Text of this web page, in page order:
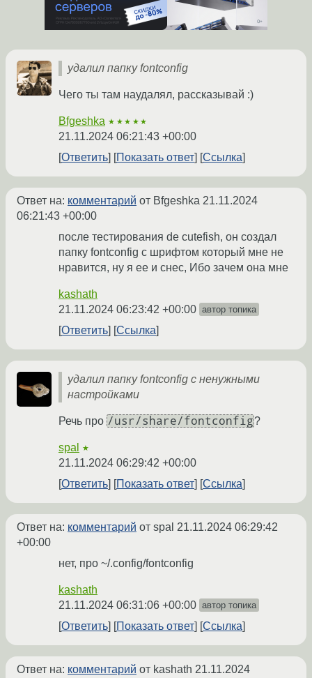
удалил папку fontconfig
Чего ты там наудалял, рассказывай :)
Bfgeshka ★★★★★
21.11.2024 06:21:43 +00:00
Ответить
Показать ответ Ссылка
Ответ на: комментарий от Bfgeshka 21.11.2024
06:21:43 +00:00
после тестирования de cutefish, он создал
папку fontconfig с шрифтом который мне не
нравится, ну я ее и снес, Ибо зачем она мне
kashath
21.11.2024 06:23:42 +00:00 автор топика
Ответить Ссылка
удалил папку fontconfig с ненужными
настройками
Речь про /usr/share/fontconfig?
spal ★
21.11.2024 06:29:42 +00:00
Ответить
Показать ответ Ссылка
Ответ на: комментарий от spal 21.11.2024 06:29:42
+00:00
нет, про ~/.config/fontconfig
kashath
21.11.2024 06:31:06 +00:00 автор топика
Ответить Показать ответ Ссылка
Ответ на: комментарий от kashath 21.11.2024